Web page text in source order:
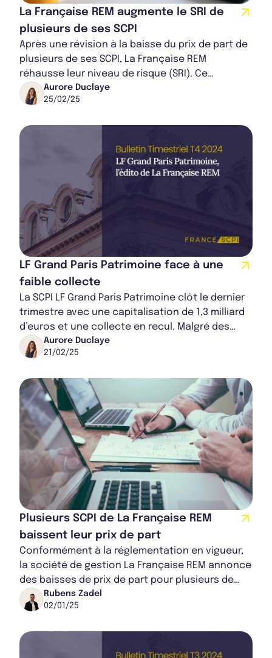
La Française REM augmente le SRI de
plusieurs de ses SCPI
Après une révision à la baisse du prix de part de
plusieurs de ses SCPI, La Française REM
réhausse leur niveau de risque (SRI). Ce
réajustement atteste de la difficulté qu’ont
ses...
Aurore Duclaye
25/02/25
LF Grand Paris Patrimoine face à une
faible collecte
La SCPI LF Grand Paris Patrimoine clôt le dernier
trimestre avec une capitalisation de 1,3 milliard
d’euros et une collecte en recul. Malgré des
arbitrages stratégiques et des trav...
Aurore Duclaye
21/02/25
Plusieurs SCPI de La Française REM
baissent leur prix de part
Conformément à la réglementation en vigueur,
la société de gestion La Française REM annonce
des baisses de prix de part pour plusieurs de
ses SCPI : Épargne Foncière, LF Grand Pari...
Rubens Zadel
02/01/25